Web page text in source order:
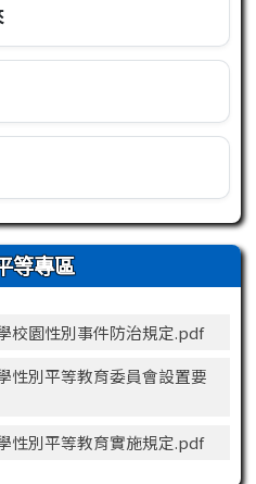
等專區
校園性別事件防治規定.pdf
性別平等教育委員會設置要
性別平等教育實施規定.pdf